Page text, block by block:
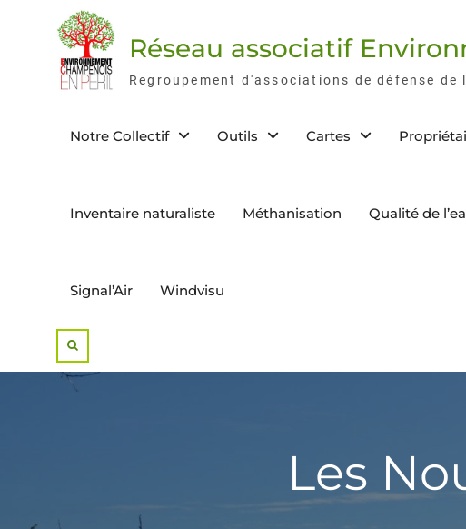
Réseau associatif
Regroupement d'associations de défense de
Notre Collectif Outils Cartes
Inventaire naturaliste Méthanisation Qualité de
Signal’Air Windvisu
Les